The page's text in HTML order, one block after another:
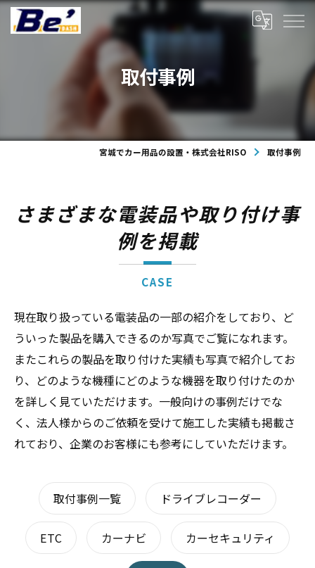
取付事例
宮城でカー用品の設置・株式会社RISO 取付事例
さまざまな電装品や取り付け事
例を掲載
CASE
現在取り扱っている電装品の一部の紹介をしており、ど
ういった製品を購入できるのか写真でご覧になれます。
またこれらの製品を取り付けた実績も写真で紹介してお
り、どのような機種にどのような機器を取り付けたのか
を詳しく見ていただけます。一般向けの事例だけでな
く、法人様からのご依頼を受けて施工した実績も掲載さ
れており、企業のお客様にも参考にしていただけます。
取付事例一覧 ドライブレコーダー
ETC カーナビ カーセキュリティ